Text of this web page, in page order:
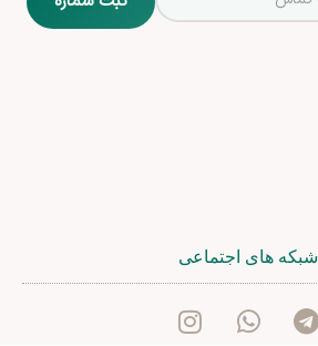
شبکه های اجتماعی